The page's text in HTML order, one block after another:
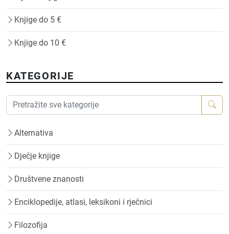
Knjige do 5 €
Knjige do 10 €
KATEGORIJE
Alternativa
Dječje knjige
Društvene znanosti
Enciklopedije, atlasi, leksikoni i rječnici
Filozofija